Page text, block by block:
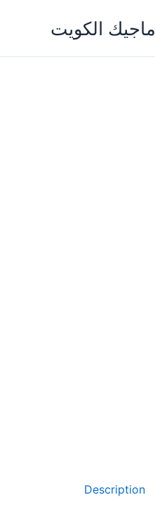
ماجيك الكويت
Description